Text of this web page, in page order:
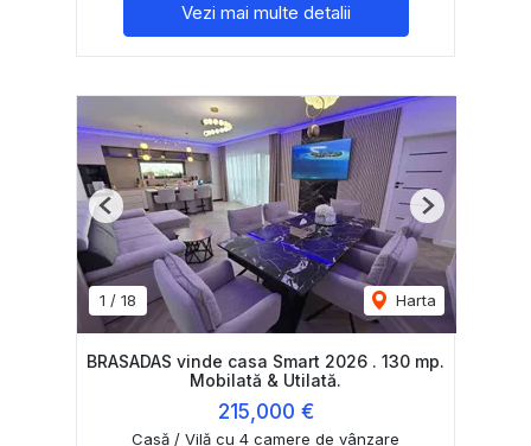
Vezi mai multe detalii
1 / 18 Harta
Previous Next
BRASADAS vinde casa Smart 2026 . 130 mp.
Mobilată & Utilată.
215,000 €
Casă / Vilă cu 4 camere de vânzare